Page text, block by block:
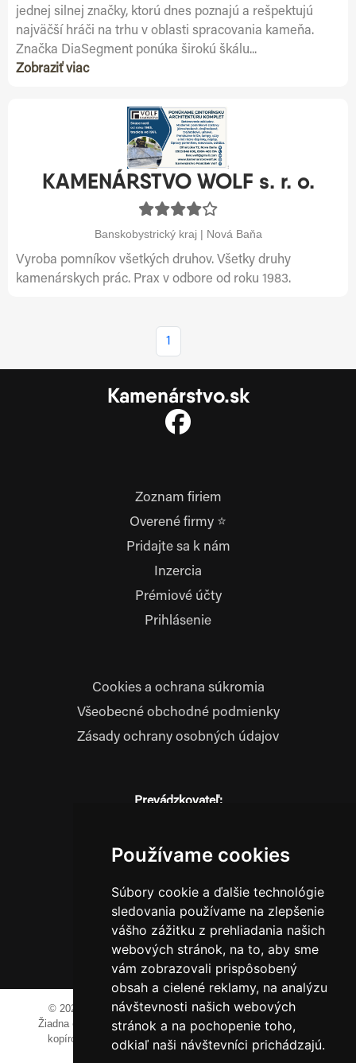
Používame cookies
Súbory cookie a ďalšie technológie
sledovania používame na zlepšenie
vášho zážitku z prehliadania našich
webových stránok, na to, aby sme
vám zobrazovali prispôsobený
obsah a cielené reklamy, na analýzu
návštevnosti našich webových
stránok a na pochopenie toho,
odkiaľ naši návštevníci prichádzajú.
jednej silnej značky, ktorú dnes poznajú a rešpektujú
najväčší hráči na trhu v oblasti spracovania kameňa.
Značka DiaSegment ponúka širokú škálu...
Zobraziť viac
KAMENÁRSTVO WOLF s. r. o.
Banskobystrický kraj | Nová Baňa
Vyroba pomníkov všetkých druhov. Všetky druhy
kamenárskych prác. Prax v odbore od roku 1983.
1
Kamenárstvo.sk
Zoznam firiem
Overené firmy ⭐
Pridajte sa k nám
Inzercia
Prémiové účty
Prihlásenie
Cookies a ochrana súkromia
Všeobecné obchodné podmienky
Zásady ochrany osobných údajov
Prevádzkovateľ:
014 01 Bytča
DIČ: 2121076738
0911 955 646
© 2023-2024 JM Media, s.r.o. Všetky práva vyhradené.
Žiadna časť tohto portálu ak nie je uvedené inak, nesmie byť
kopírovaná, alebo prezentovaná bez výslovného súhlasu
prevádzkovateľa.